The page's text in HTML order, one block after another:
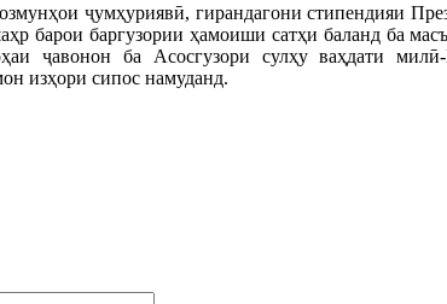
ҷумҳуриявӣ, гирандагони стипендияи
барои баргузории ҳамоиши сатҳи баланд ба
ҷавонон ба Асосгузори сулҳу ваҳдати
изҳори сипос намуданд.